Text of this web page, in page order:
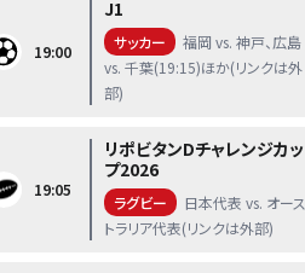
19:00
J1
サッカー
福岡 vs. 神戸、広島
vs. 千葉(19:15)ほか(リンクは外
部)
19:05
リポビタンDチャレンジカッ
プ2026
ラグビー
日本代表 vs. オース
トラリア代表(リンクは外部)